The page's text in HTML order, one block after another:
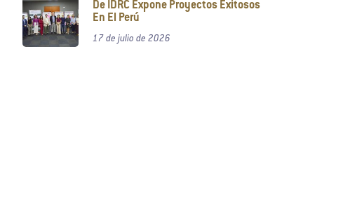
De IDRC Expone Proyectos Exitosos
En El Perú
17 de julio de 2026